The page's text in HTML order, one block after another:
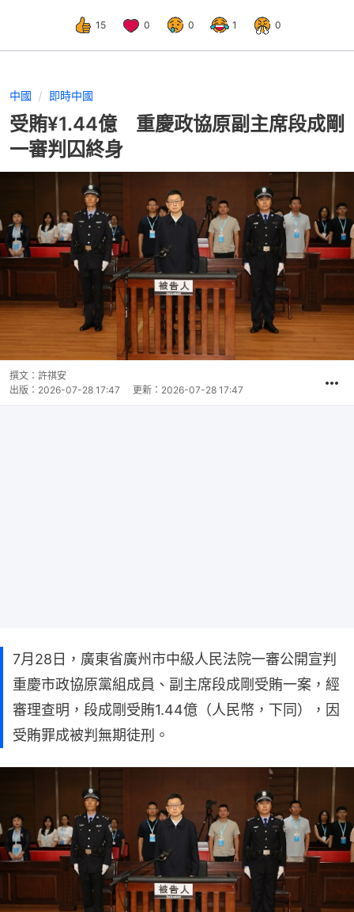
15 0 0 1 0
中國 即時中國
受賄¥1.44億 重慶政協原副主席段成剛
一審判囚終身
撰文： 許祺安
出版： 2026-07-28 17:47 更新： 2026-07-28 17:47
7月28日，廣東省廣州市中級人民法院一審公開宣判
重慶市政協原黨組成員、副主席段成剛受賄一案，經
審理查明，段成剛受賄1.44億（人民幣，下同），因
受賄罪成被判無期徒刑。